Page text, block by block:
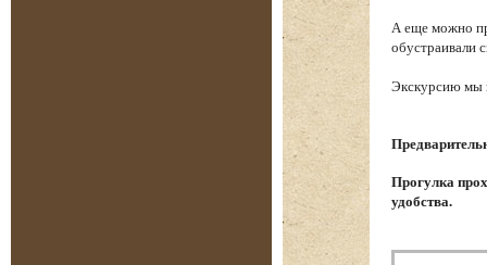
А еще можно
обустраивали
Экскурсию мы
Прогулка
удобства.